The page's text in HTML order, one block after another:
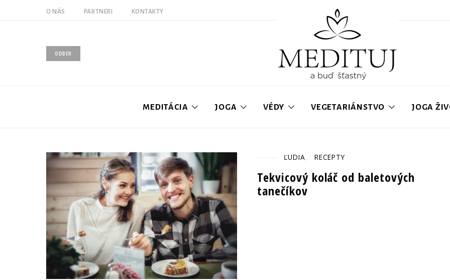
O NÁS PARTNERI KONTAKTY
ODBER
MEDITÁCIA JOGA VÉDY VEGETARIÁNSTVO JOGA
ĽUDIA RECEPTY
Tekvicový koláč od baletových
tanečíkov